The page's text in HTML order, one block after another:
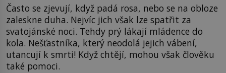
Často se zjevují, když padá rosa, nebo se na obloze
zaleskne duha. Nejvíc jich však lze spatřit za
svatojánské noci. Tehdy prý lákají mládence do
kola. Nešťastníka, který neodolá jejich vábení,
utancují k smrti! Když chtějí, mohou však člověku
také pomoci.